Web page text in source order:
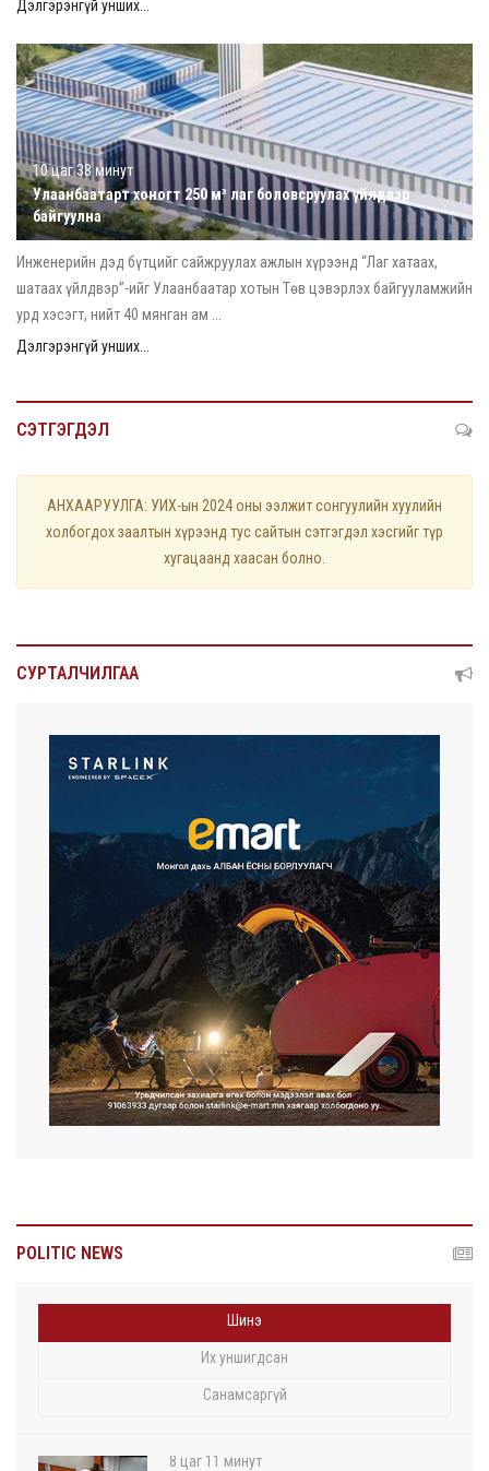
Дэлгэрэнгүй унших...
10 цаг 38 минут
Улаанбаатарт хоногт 250 м³ лаг боловсруулах үйлдвэр
байгуулна
Инженерийн дэд бүтцийг сайжруулах ажлын хүрээнд “Лаг хатаах,
шатаах үйлдвэр”-ийг Улаанбаатар хотын Төв цэвэрлэх байгууламжийн
урд хэсэгт, нийт 40 мянган ам ...
Дэлгэрэнгүй унших...
СЭТГЭГДЭЛ
АНХААРУУЛГА: УИХ-ын 2024 оны ээлжит сонгуулийн хуулийн
холбогдох заалтын хүрээнд тус сайтын сэтгэгдэл хэсгийг түр
хугацаанд хаасан болно.
СУРТАЛЧИЛГАА
POLITIC NEWS
Шинэ
Их уншигдсан
Санамсаргүй
8 цаг 11 минут